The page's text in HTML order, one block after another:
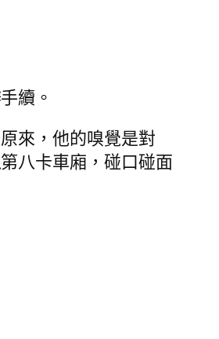
續。
來，他的嗅覺是對
八卡車廂，碰口碰面